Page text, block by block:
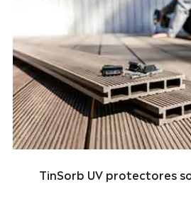
TinSorb UV protectores